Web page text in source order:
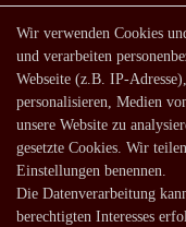
Wir verwenden Cookies
und verarbeiten
Webseite (z.B. IP-
personalisieren, Medien
unsere Website zu
gesetzte Cookies. Wir
Einstellungen benennen.
Die Datenverarbeitung
berechtigten Interesses